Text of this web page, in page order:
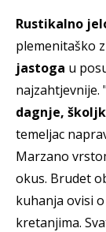
Rustikalno
plemenitaško
jastoga u
najzahtjevnije.
dagnje,
temeljac
Marzano
okus. Brudet
kuhanja ovisi
kretanjima.